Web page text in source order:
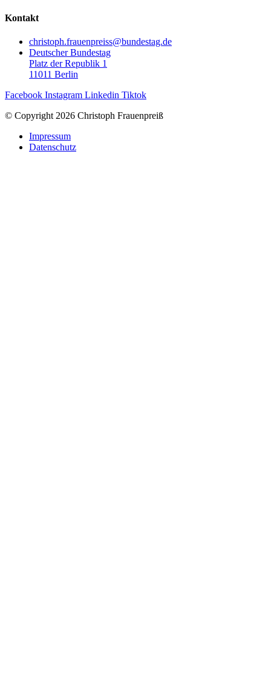
Kontakt
christoph.frauenpreiss@bundestag.de
Deutscher Bundestag
Platz der Republik 1
11011 Berlin
Facebook Instagram Linkedin Tiktok
© Copyright 2026 Christoph Frauenpreiß
Impressum
Datenschutz